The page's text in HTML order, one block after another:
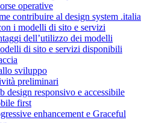
operative
contribuire al design system .italia
i modelli di sito e servizi
dell’utilizzo dei modelli
di sito e servizi disponibili
sviluppo
preliminari
design responsivo e accessibile
first
enhancement e Graceful